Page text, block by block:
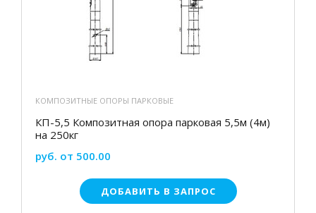
КОМПОЗИТНЫЕ ОПОРЫ ПАРКОВЫЕ
КП-5,5 Композитная опора парковая 5,5м (4м)
на 250кг
руб. от 500.00
ДОБАВИТЬ В ЗАПРОС